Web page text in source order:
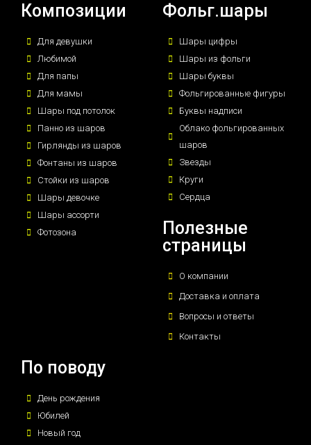
Композиции
Для девушки
Любимой
Для папы
Для мамы
Шары под потолок
Панно из шаров
Гирлянды из шаров
Фонтаны из шаров
Стойки из шаров
Шары девочке
Шары ассорти
Фотозона
Фольг.шары
Шары цифры
Шары из фольги
Шары буквы
Фольгированные фигуры
Буквы надписи
Облако фольгированных
шаров
Звезды
Круги
Сердца
Полезные
страницы
О компании
Доставка и оплата
Вопросы и ответы
Контакты
По поводу
День рождения
Юбилей
Новый год